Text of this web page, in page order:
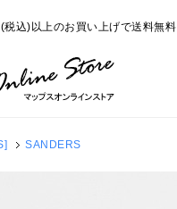
税込)以上のお買い上げで送料無料
SANDERS